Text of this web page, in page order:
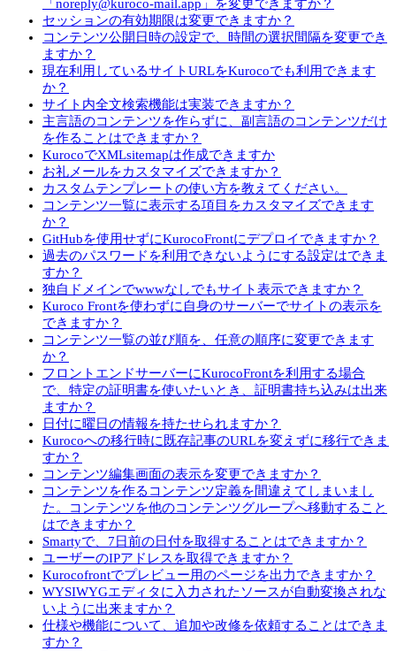
「noreply@kuroco-mail.app」を変更できますか？
セッションの有効期限は変更できますか？
コンテンツ公開日時の設定で、時間の選択間隔を変更でき
ますか？
現在利用しているサイトURLをKurocoでも利用できます
か？
サイト内全文検索機能は実装できますか？
主言語のコンテンツを作らずに、副言語のコンテンツだけ
を作ることはできますか？
KurocoでXMLsitemapは作成できますか
お礼メールをカスタマイズできますか？
カスタムテンプレートの使い方を教えてください。
コンテンツ一覧に表示する項目をカスタマイズできます
か？
GitHubを使用せずにKurocoFrontにデプロイできますか？
過去のパスワードを利用できないようにする設定はできま
すか？
独自ドメインでwwwなしでもサイト表示できますか？
Kuroco Frontを使わずに自身のサーバーでサイトの表示を
できますか？
コンテンツ一覧の並び順を、任意の順序に変更できます
か？
フロントエンドサーバーにKurocoFrontを利用する場合
で、特定の証明書を使いたいとき、証明書持ち込みは出来
ますか？
日付に曜日の情報を持たせられますか？
Kurocoへの移行時に既存記事のURLを変えずに移行できま
すか？
コンテンツ編集画面の表示を変更できますか？
コンテンツを作るコンテンツ定義を間違えてしまいまし
た。コンテンツを他のコンテンツグループへ移動すること
はできますか？
Smartyで、7日前の日付を取得することはできますか？
ユーザーのIPアドレスを取得できますか？
Kurocofrontでプレビュー用のページを出力できますか？
WYSIWYGエディタに入力されたソースが自動変換されな
いように出来ますか？
仕様や機能について、追加や改修を依頼することはできま
すか？